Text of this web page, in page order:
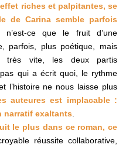
riches et palpitantes, se
de Carina semble parfois
n’est-ce que le fruit d’une
parfois, plus poétique, mais
très vite, les deux partis
qui a écrit quoi, le rythme
l’histoire ne nous laisse plus
auteures est implacable :
narratif exaltants
le plus dans ce roman, ce
réussite collaborative,